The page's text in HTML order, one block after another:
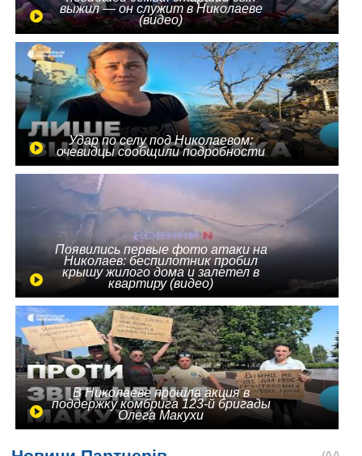
выжил — он служит в Николаеве
(видео)
Удар по селу под Николаевом:
очевидцы сообщили подробности
Появились первые фото атаки на
Николаев: беспилотник пробил
крышу жилого дома и залетел в
квартиру (видео)
В Николаеве прошла акция в
поддержку комбрига 123-й бригады
Олега Макухи